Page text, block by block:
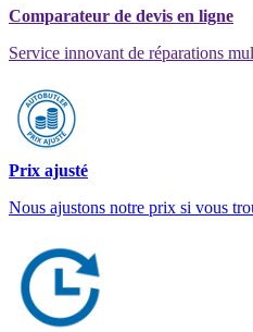
Comparateur de devis en ligne
Service innovant de réparations
Prix ajusté
Nous ajustons notre prix si vous